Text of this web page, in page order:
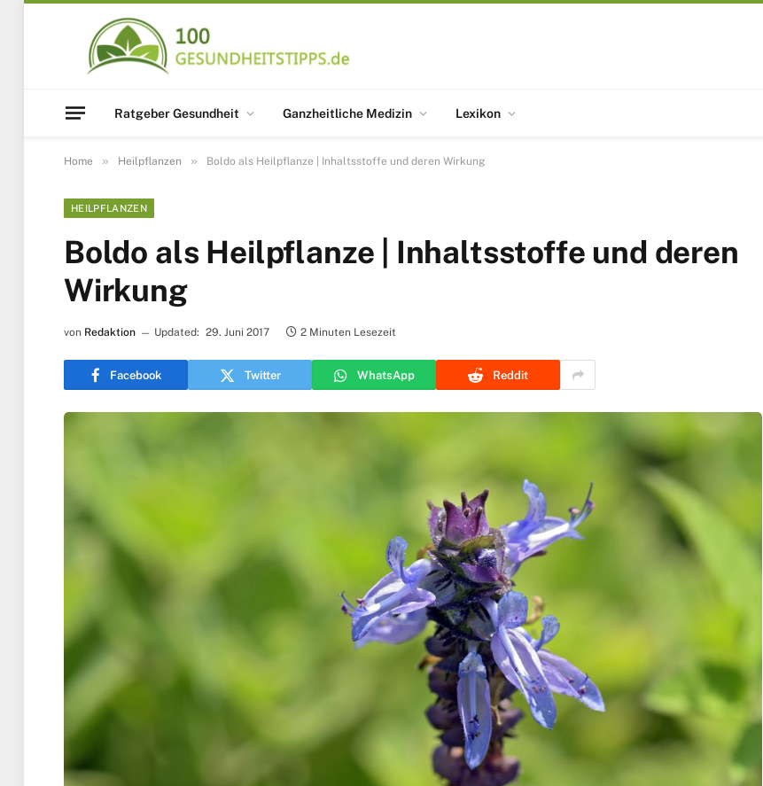
Ratgeber Gesundheit Ganzheitliche Medizin Lexikon
Home » Heilpflanzen » Boldo als Heilpflanze | Inhaltsstoffe und deren Wirkung
HEILPFLANZEN
Boldo als Heilpflanze | Inhaltsstoffe und deren
Wirkung
von Redaktion Updated: 29. Juni 2017 2 Minuten Lesezeit
Facebook Twitter WhatsApp Reddit